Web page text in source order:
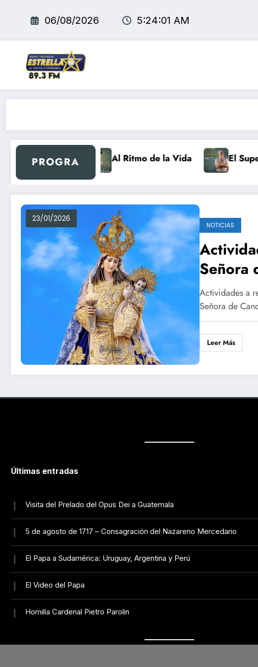
06/08/2026 5:24:01 AM
PROGRA
día Retro Al Ritmo de la Vida El Super
23/01/2026
NOTICIAS
Señora
Actividades a
Señora de
Leer Más
Últimas entradas
Visita del Prelado del Opus Dei a Guatemala
5 de agosto de 1717 – Consagración del Nazareno Mercedario
El Papa a Sudamérica: Uruguay, Argentina y Perú
El Video del Papa
Homilía Cardenal Pietro Parolin